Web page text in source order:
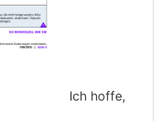
Ich hoffe,